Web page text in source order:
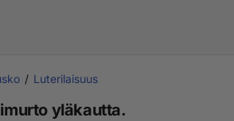
Luterilaisuus
yläkautta.